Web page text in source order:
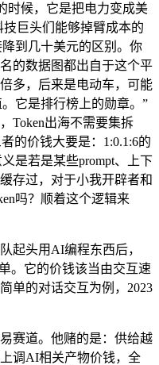
候，它是把电力变成美
技巨头们能够掉臂成本的
到几十美元的区别。你
的数据图都出自于这个平
多，后来是电动车，可能
它是排行榜上的勋章。”
Token出海不需要集拆
的价钱大要是：1:0.1:6的
是若是某些prompt、上下
存过，对于小我开辟者和
吗？顺着这个逻辑来
头用AI编程东西后，
。它的价钱该当由交互速
单的对话交互为例，2023
道。他赌的是：供给越
调AI相关产物价钱，全